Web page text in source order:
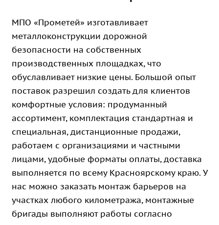
МПО «Прометей» изготавливает
металлоконструкции дорожной
безопасности на собственных
производственных площадках, что
обуславливает низкие цены. Большой опыт
поставок разрешил создать для клиентов
комфортные условия: продуманный
ассортимент, комплектация стандартная и
специальная, дистанционные продажи,
работаем с организациями и частными
лицами, удобные форматы оплаты, доставка
выполняется по всему Красноярскому краю. У
нас можно заказать монтаж барьеров на
участках любого километража, монтажные
бригады выполняют работы согласно